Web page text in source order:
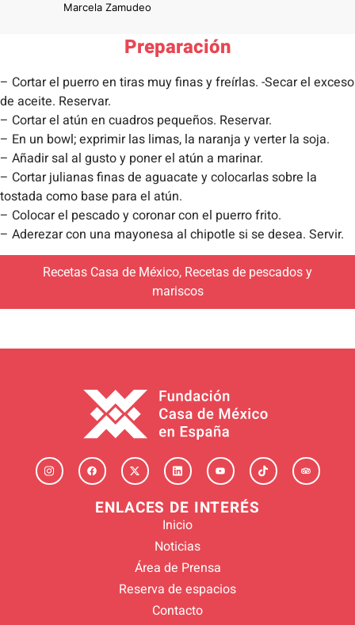
Marcela Zamudeo
Preparación
– Cortar el puerro en tiras muy finas y freírlas. -Secar el exceso
de aceite. Reservar.
– Cortar el atún en cuadros pequeños. Reservar.
– En un bowl; exprimir las limas, la naranja y verter la soja.
– Añadir sal al gusto y poner el atún a marinar.
– Cortar julianas finas de aguacate y colocarlas sobre la
tostada como base para el atún.
– Colocar el pescado y coronar con el puerro frito.
– Aderezar con una mayonesa al chipotle si se desea. Servir.
Recetas Casa de México, Recetas de pescados y
mariscos
ENLACES DE INTERÉS
Inicio
Noticias
Área de Prensa
Reserva de espacios
Contacto